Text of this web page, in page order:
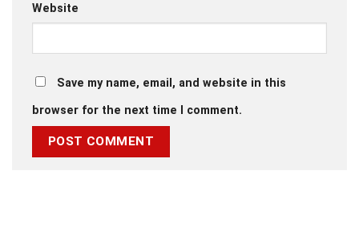
Website
Save my name, email, and website in this
browser for the next time I comment.